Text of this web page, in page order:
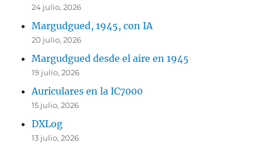
24 julio, 2026
Margudgued, 1945, con IA
20 julio, 2026
Margudgued desde el aire en 1945
19 julio, 2026
Auriculares en la IC7000
15 julio, 2026
DXLog
13 julio, 2026